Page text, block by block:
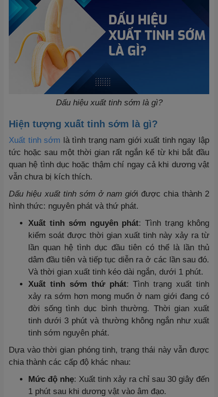
Dấu hiệu xuất tinh sớm là gì?
Hiện tượng xuất tinh sớm là gì?
Xuất tinh sớm là tình trạng nam giới xuất tinh ngay lập
tức hoặc sau một thời gian rất ngắn kể từ khi bắt đầu
quan hệ tình dục hoặc thậm chí ngay cả khi dương vật
vẫn chưa bị kích thích.
Dấu hiệu xuất tinh sớm ở nam giới được chia thành 2
hình thức: nguyên phát và thứ phát.
Xuất tinh sớm nguyên phát: Tình trạng không
kiểm soát được thời gian xuất tinh này xảy ra từ
lần quan hệ tình dục đầu tiên có thể là lần thủ
dâm đầu tiên và tiếp tục diễn ra ở các lần sau đó.
Và thời gian xuất tinh kéo dài ngắn, dưới 1 phút.
Xuất tinh sớm thứ phát: Tình trạng xuất tinh
xảy ra sớm hơn mong muốn ở nam giới đang có
đời sống tình dục bình thường. Thời gian xuất
tinh dưới 3 phút và thường không ngắn như xuất
tinh sớm nguyên phát.
Dựa vào thời gian phóng tinh, trạng thái này vẫn được
chia thành các cấp độ khác nhau:
Mức độ nhẹ: Xuất tinh xảy ra chỉ sau 30 giây đến
1 phút sau khi dương vật vào âm đạo.